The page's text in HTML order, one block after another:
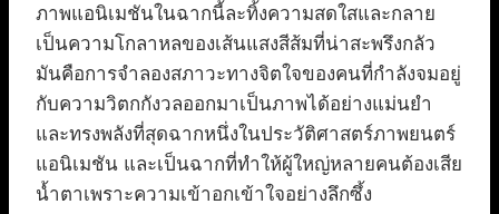
ภาพแอนิเมชันในฉากนี้ละทิ้งความสดใสและกลาย
เป็นความโกลาหลของเส้นแสงสีส้มที่น่าสะพรึงกลัว
มันคือการจำลองสภาวะทางจิตใจของคนที่กำลังจมอยู่
กับความวิตกกังวลออกมาเป็นภาพได้อย่างแม่นยำ
และทรงพลังที่สุดฉากหนึ่งในประวัติศาสตร์ภาพยนตร์
แอนิเมชัน และเป็นฉากที่ทำให้ผู้ใหญ่หลายคนต้องเสีย
น้ำตาเพราะความเข้าอกเข้าใจอย่างลึกซึ้ง